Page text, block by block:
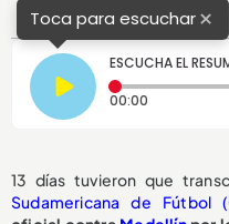
Toca para escuchar×
ESCUCHA EL
00:00 Tiempo
13 días tuvieron que
Sudamericana de Fútbol